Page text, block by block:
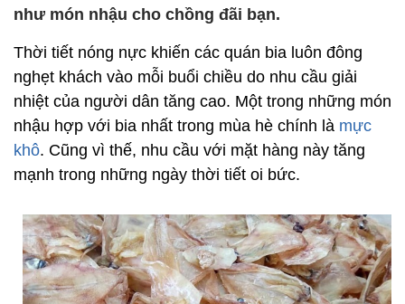
như món nhậu cho chồng đãi bạn.
Thời tiết nóng nực khiến các quán bia luôn đông
nghẹt khách vào mỗi buổi chiều do nhu cầu giải
nhiệt của người dân tăng cao. Một trong những món
nhậu hợp với bia nhất trong mùa hè chính là mực
khô. Cũng vì thế, nhu cầu với mặt hàng này tăng
mạnh trong những ngày thời tiết oi bức.